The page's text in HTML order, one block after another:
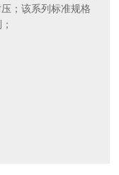
；该系列标准规格